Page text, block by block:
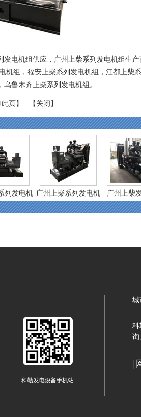
电机组供应，广州上柴系列发电机组生
机组 ， 福安上柴系列发电机组 ， 江都上柴
， 乌鲁木齐上柴系列发电机组 。
页 】 【 关闭 】
列发电机 广州上柴系列发电机
组
广州上柴
城
科
询
|